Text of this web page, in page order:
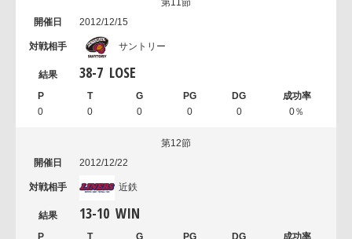
第11節
2012/12/15
サントリー
38-7 LOSE
0 0 0 0 0 0％
第12節
2012/12/22
近鉄
13-10 WIN